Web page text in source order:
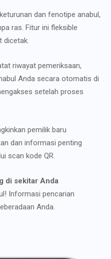
dan fenotipe anabul,
ras. Fitur ini fleksible
dicetak.
riwayat pemeriksaan,
Anda secara otomatis di
setelah proses
pemilik baru
dan informasi penting
scan kode QR.
di sekitar Anda
Informasi pencarian
Anda.